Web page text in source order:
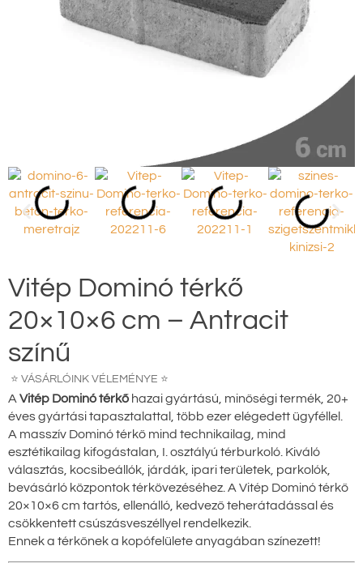
Vitép Dominó térkő
20×10×6 cm – Antracit
színű
⭐ VÁSÁRLÓINK VÉLEMÉNYE ⭐
A Vitép Dominó térkő hazai gyártású, minőségi termék, 20+
éves gyártási tapasztalattal, több ezer elégedett ügyféllel.
A masszív Dominó térkő mind technikailag, mind
esztétikailag kifogástalan, I. osztályú térburkoló. Kiváló
választás, kocsibeállók, járdák, ipari területek, parkolók,
bevásárló központok térkövezéséhez. A Vitép Dominó térkő
20×10×6 cm tartós, ellenálló, kedvező teherátadással és
csökkentett csúszásveszéllyel rendelkezik.
Ennek a térkőnek a kopófelülete anyagában színezett!